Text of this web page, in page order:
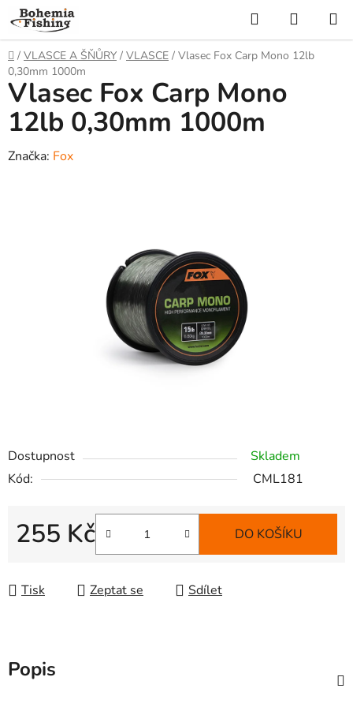
Přejít
na
obsah
Hledat
KOŠÍK
Domů
/ VLASCE A ŠŇŮRY / VLASCE / Vlasec Fox Carp Mono 12lb
0,30mm 1000m
Dostupnost
Skladem
Kód:
CML181
255 Kč DO KOŠÍKU
Tisk Zeptat se Sdílet
Vlasec Fox Carp Mono
12lb 0,30mm 1000m
Značka: Fox
Popis